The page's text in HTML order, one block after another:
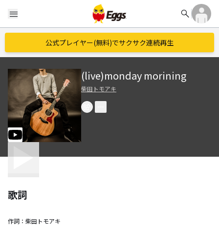
menu search
公式プレイヤー(無料)でサクサク連続再生
(live)monday morining
柴田トモアキ
歌詞
作詞： 柴田トモアキ